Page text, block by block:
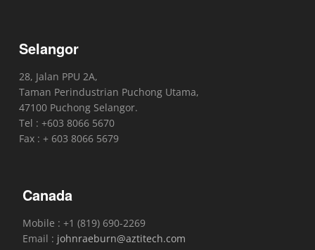
Selangor
28, Jalan PPU 2A,
Taman Perindustrian Puchong Utama,
47100 Puchong Selangor.
Tel : +603 8066 5670
Fax : + 603 8066 5679
Canada
Mobile : +1 (819) 690-2269
Email : johnraeburn@aztitech.com